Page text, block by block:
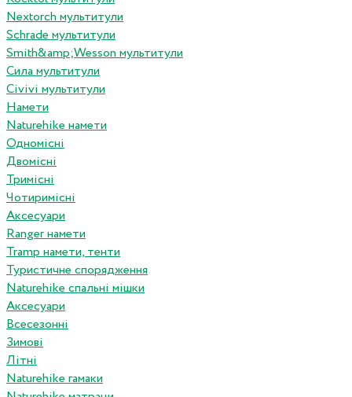
Nextorch мультитули
Schrade мультитули
Smith&amp;Wesson мультитули
Сила мультитули
Civivi мультитули
Намети
Naturehike намети
Одномісні
Двомісні
Тримісні
Чотиримісні
Аксесуари
Ranger намети
Tramp намети, тенти
Туристичне спорядження
Naturehike спальні мішки
Аксесуари
Всесезонні
Зимові
Літні
Naturehike гамаки